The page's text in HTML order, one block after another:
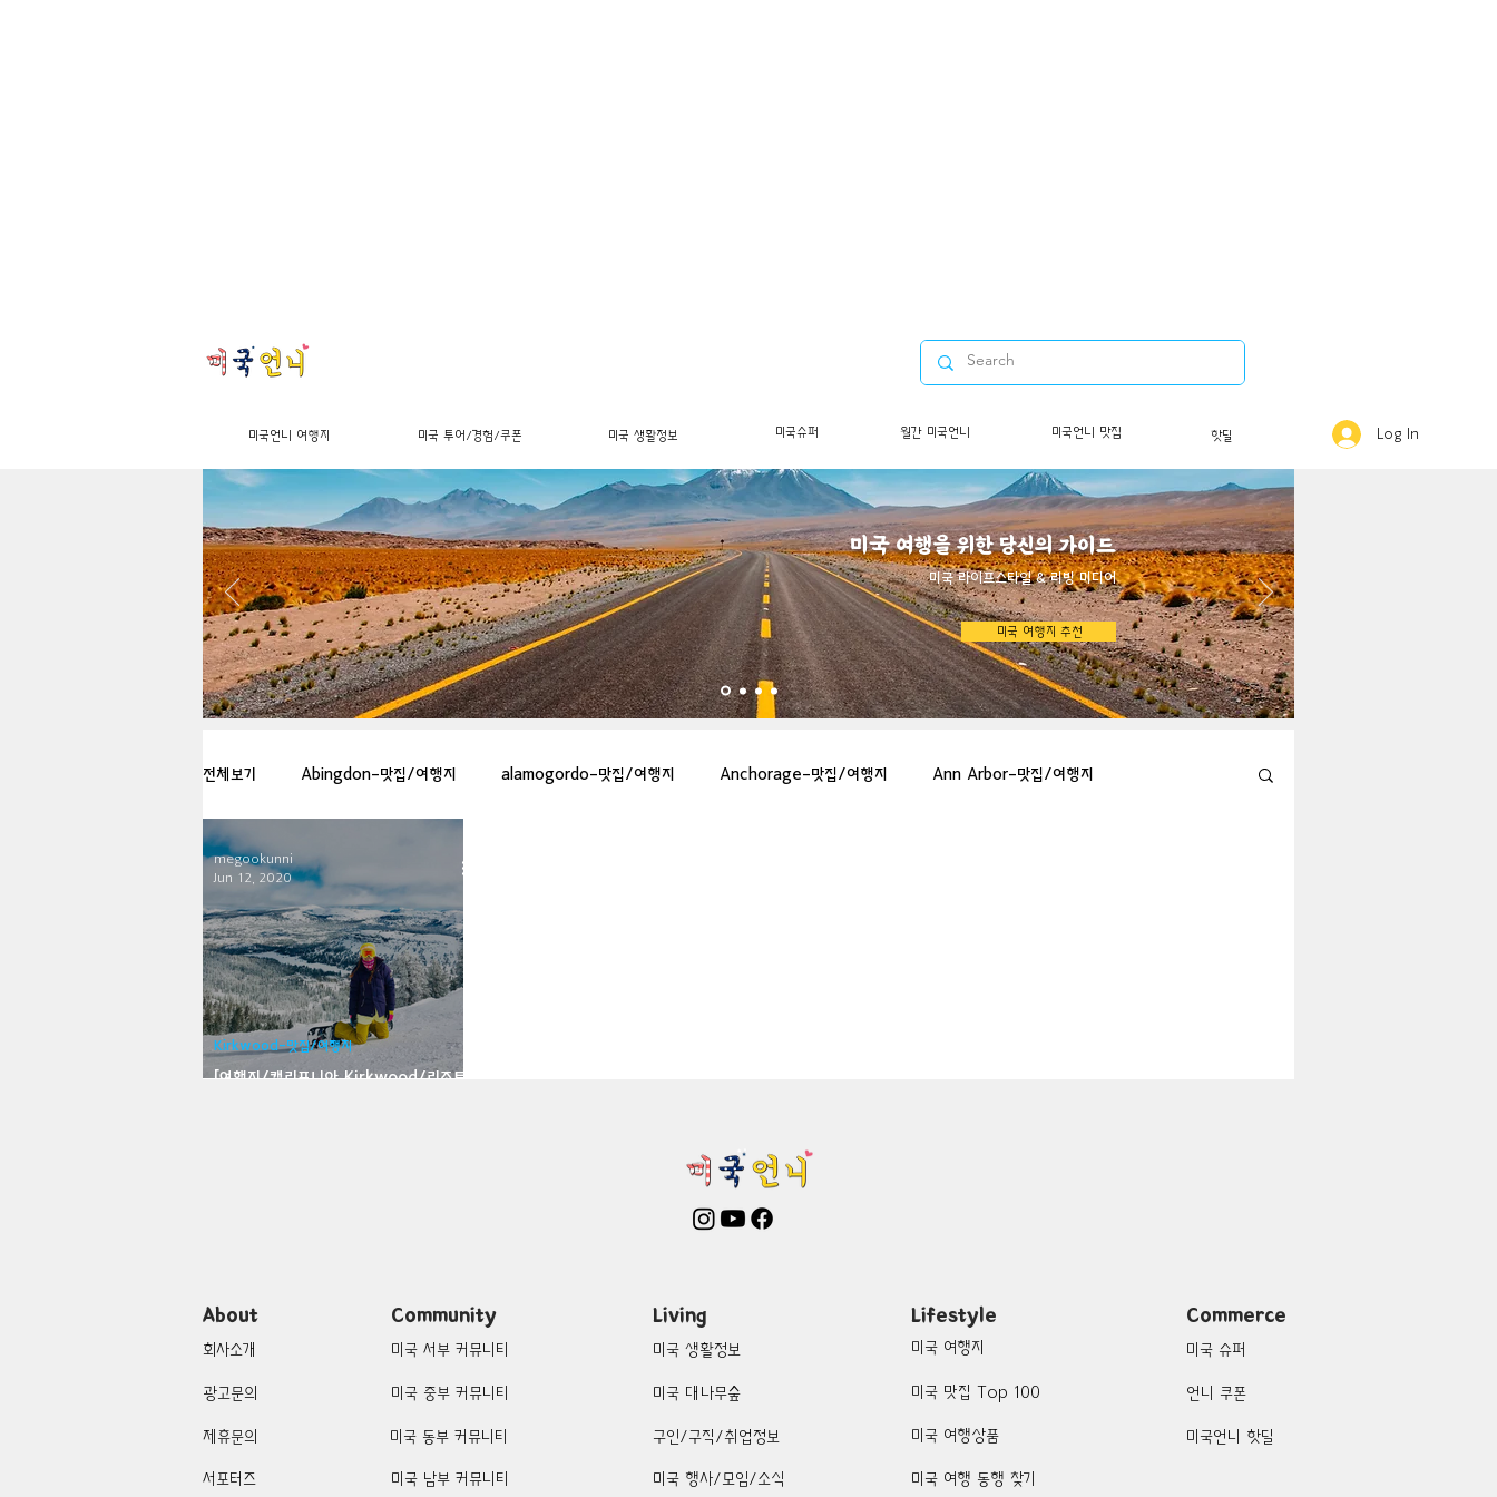
미국 여행을 위한 당신의 가이드
​미국 라이프스타일 & 리빙 미디어
미국 여행지 추천
전체보기 Abingdon-맛집/여행지 alamogordo-맛집/여행지 Anchorage-맛집/여행지 Ann Arbor-맛집/여행지
Arlington-맛집/여행지 Arlington-맛집/여행지
Badlands-맛집/여행지 Baltimore-맛집/여행지
Bloomfield-맛집/여행지 Bloomington-맛집/여행지
Cambridge-맛집/여행지
Cascade Locks-맛집/여행지 Centerport-맛집/여행지
[여행지/캘리포니아 Kirkwood/리조트]
Kirkwood-맛집/여행지
megookunni
Jun 12, 2020
미국언니 여행지 미국 투어/경험/쿠폰 미국 생활정보 미국슈퍼 월간 미국언니 미국언니 맛집 핫딜 Log In
About
회사소개
광고문의
제휴문의
서포터즈
Community
미국 서부 커뮤니티
미국 중부 커뮤니티
미국 동부 커뮤니티
미국 남부 커뮤니티
Living
미국 생활정보
미국 대나무숲
구인/구직/취업정보
미국 행사/모임/소식
Lifestyle
미국 여행지
미국 맛집 Top 100
미국 여행상품
미국 여행 동행 찾기
Commerce
미국 슈퍼
언니 쿠폰
미국언니 핫딜